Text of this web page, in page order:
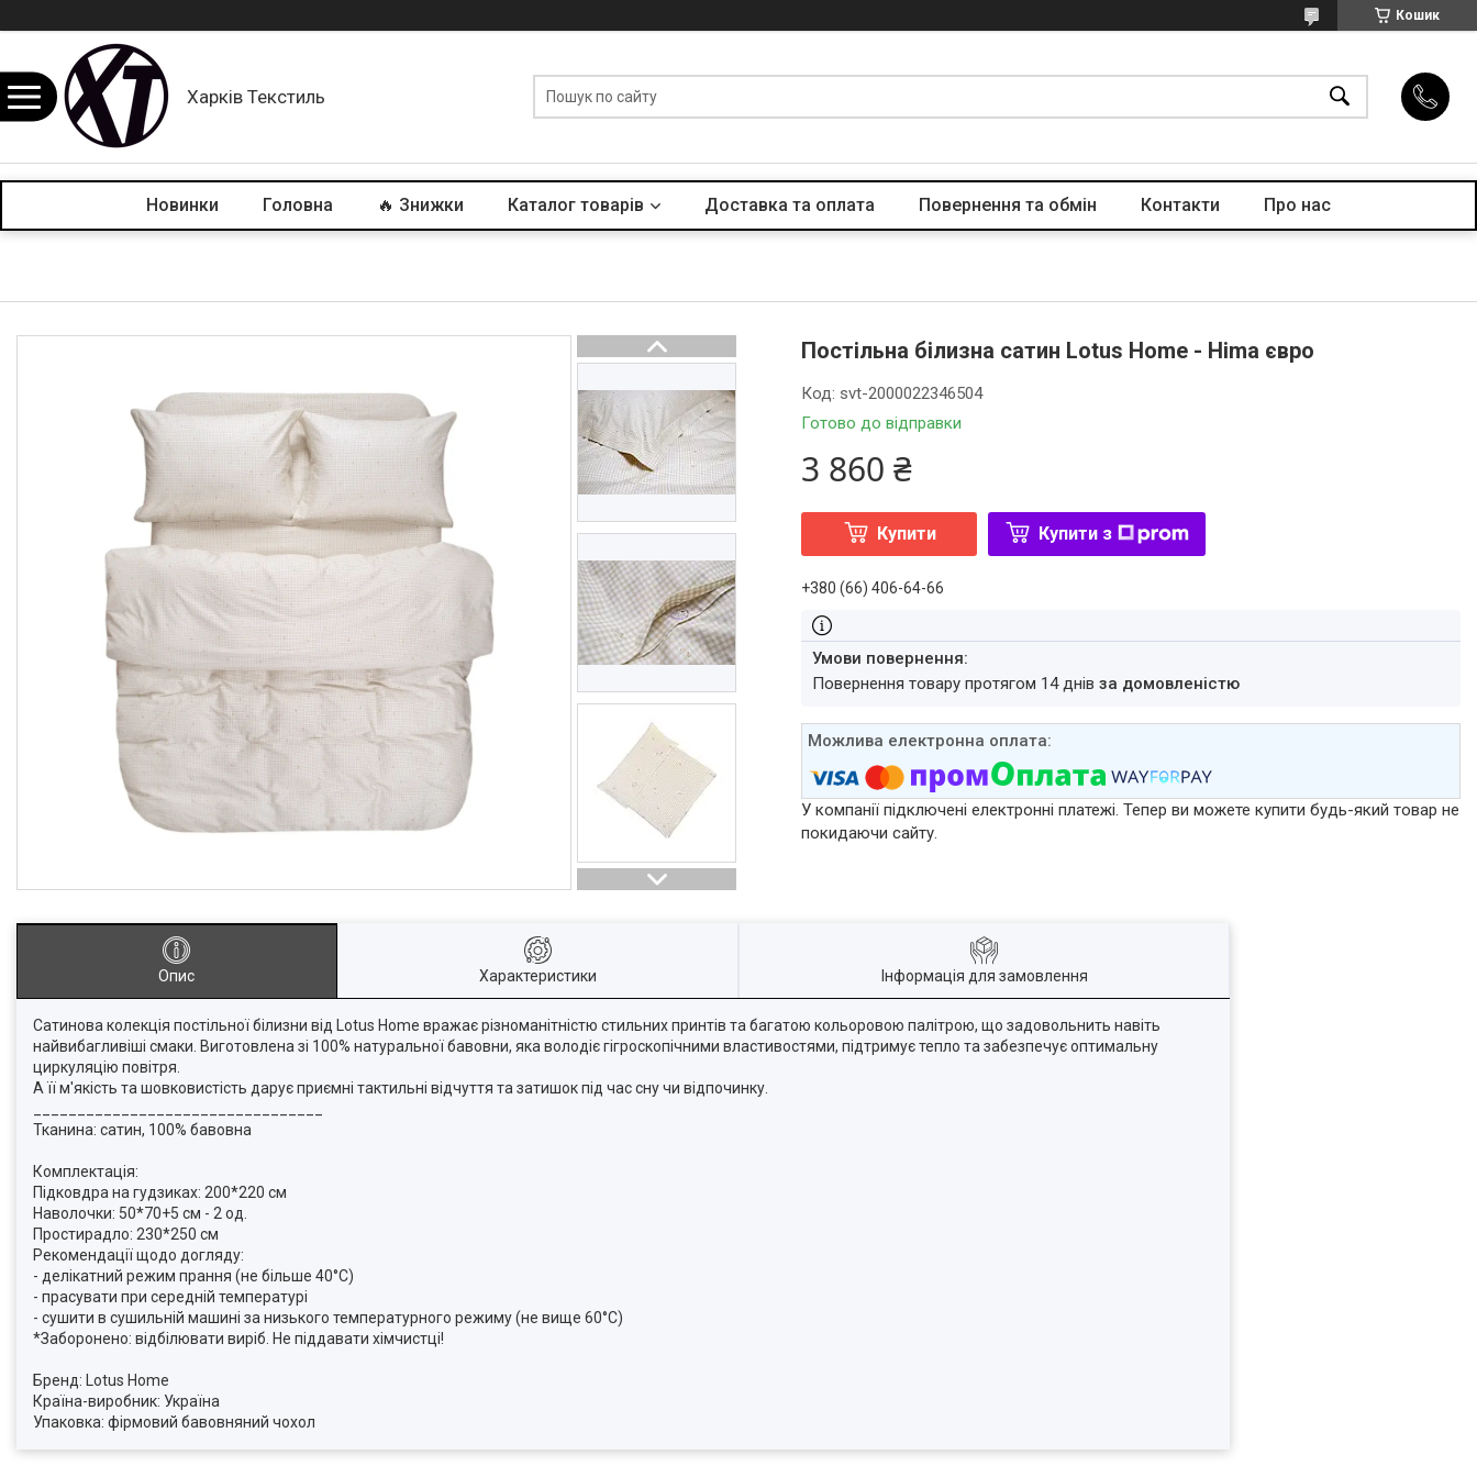
Кошик
Харків Текстиль
Новинки Головна 🔥 Знижки Каталог товарів Доставка та оплата Повернення та обмін Контакти Про нас
Постільна білизна сатин Lotus Home - Hima євро
Готово до відправки
Код: svt-2000022346504
3 860 ₴
Купити Купити з
+380 (66) 406-64-66
повернення товару протягом 14 днівза домовленістю
У компанії підключені електронні платежі. Тепер ви можете купити будь-який товар не
покидаючи сайту.
Опис Характеристики Інформація для замовлення
Сатинова колекція постільної білизни від Lotus Home вражає різноманітністю стильних принтів та багатою кольоровою палітрою, що задовольнить навіть
найвибагливіші смаки. Виготовлена зі 100% натуральної бавовни, яка володіє гігроскопічними властивостями, підтримує тепло та забезпечує оптимальну
циркуляцію повітря.
А її м'якість та шовковистість дарує приємні тактильні відчуття та затишок під час сну чи відпочинку.
Тканина: сатин, 100% бавовна
Комплектація:
Підковдра на гудзиках: 200*220 см
Наволочки: 50*70+5 см - 2 од.
Простирадло: 230*250 см
Рекомендації щодо догляду:
- делікатний режим прання (не більше 40°C)
- прасувати при середній температурі
- сушити в сушильній машині за низького температурного режиму (не вище 60°C)
*Заборонено: відбілювати виріб. Не піддавати хімчистці!
Бренд: Lotus Home
Країна-виробник: Україна
Упаковка: фірмовий бавовняний чохол